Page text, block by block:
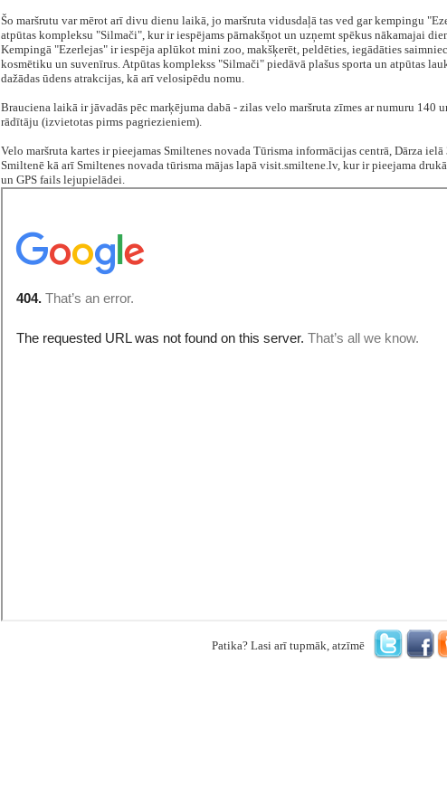
Šo maršrutu var mērot arī divu dienu laikā, jo maršruta vidusdaļā tas ved gar kempingu
atpūtas kompleksu "Silmači", kur ir iespējams pārnakšņot un uzņemt spēkus nākamajai
Kempingā "Ezerlejas" ir iespēja aplūkot mini zoo, makšķerēt, peldēties, iegādāties
kosmētiku un suvenīrus. Atpūtas komplekss "Silmači" piedāvā plašus sporta un atpūtas
dažādas ūdens atrakcijas, kā arī velosipēdu nomu.
Brauciena laikā ir jāvadās pēc marķējuma dabā - zilas velo maršruta zīmes ar numuru 140
rādītāju (izvietotas pirms pagriezieniem).
Velo maršruta kartes ir pieejamas Smiltenes novada Tūrisma informācijas centrā, Dārza ielā
Smiltenē kā arī Smiltenes novada tūrisma mājas lapā visit.smiltene.lv, kur ir pieejama
un GPS fails lejupielādei.
Patika? Lasi arī tupmāk, atzīmē